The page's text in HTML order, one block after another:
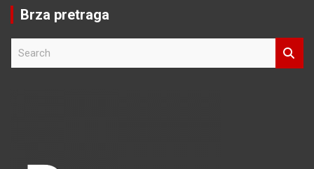
Brza pretraga